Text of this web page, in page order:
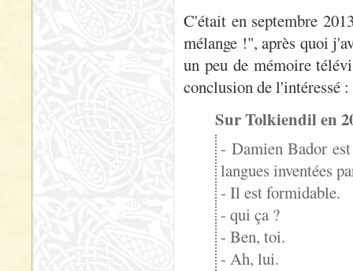
C'était en septembre
mélange !", après quoi
un peu de mémoire
conclusion de l'intéressé :
Sur Tolkiendil en
- Damien Bador
langues inventées
- Il est formidable.
- qui ça ?
- Ben, toi.
- Ah, lui.